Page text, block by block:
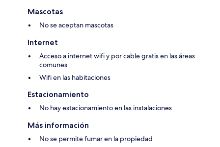
Mascotas
No se aceptan mascotas
Internet
Acceso a internet wifi y por cable gratis en las áreas
comunes
Wifi en las habitaciones
Estacionamiento
No hay estacionamiento en las instalaciones
Más información
No se permite fumar en la propiedad